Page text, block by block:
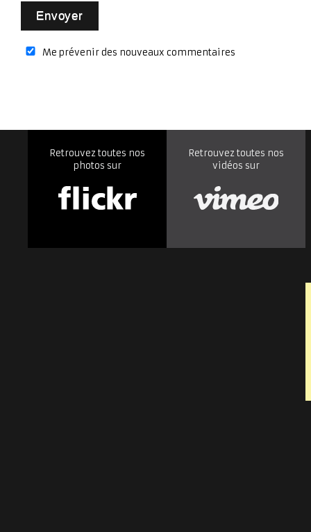
Me prévenir des nouveaux commentaires
Retrouvez toutes nos
vidéos sur
Retrouvez toutes nos
photos sur